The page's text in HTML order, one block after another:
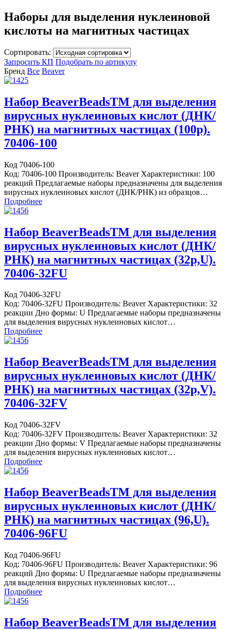
Наборы для выделения нуклеиновой
кислоты на магнитных частицах
Сортировать:
Запросить КП Подобрать по артикулу
Бренд Все Beaver
Набор BeaverBeadsTM для выделения
вирусных нуклеиновых кислот (ДНК/
РНК) на магнитных частицах (100р).
70406-100
Код 70406-100
Код: 70406-100 Производитель: Beaver Характеристики: 100
реакций Предлагаемые наборы предназначены для выделения
вирусных нуклеиновых кислот (ДНК/РНК) из образцов…
Подробнее
Набор BeaverBeadsTM для выделения
вирусных нуклеиновых кислот (ДНК/
РНК) на магнитных частицах (32р,U).
70406-32FU
Код 70406-32FU
Код: 70406-32FU Производитель: Beaver Характеристики: 32
реакции Дно формы: U Предлагаемые наборы предназначены
для выделения вирусных нуклеиновых кислот…
Подробнее
Набор BeaverBeadsTM для выделения
вирусных нуклеиновых кислот (ДНК/
РНК) на магнитных частицах (32р,V).
70406-32FV
Код 70406-32FV
Код: 70406-32FV Производитель: Beaver Характеристики: 32
реакции Дно формы: V Предлагаемые наборы предназначены
для выделения вирусных нуклеиновых кислот…
Подробнее
Набор BeaverBeadsTM для выделения
вирусных нуклеиновых кислот (ДНК/
РНК) на магнитных частицах (96,U).
70406-96FU
Код 70406-96FU
Код: 70406-96FU Производитель: Beaver Характеристики: 96
реакций Дно формы: U Предлагаемые наборы предназначены
для выделения вирусных нуклеиновых кислот…
Подробнее
Набор BeaverBeadsTM для выделения